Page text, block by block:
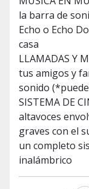
la barra de
Echo o Echo
casa
LLAMADAS Y
tus amigos y
sonido
SISTEMA DE
altavoces
graves con el
un completo
inalámbrico